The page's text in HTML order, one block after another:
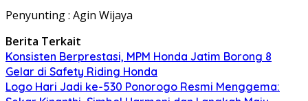
Penyunting : Agin Wijaya
Berita Terkait
Konsisten Berprestasi, MPM Honda Jatim Borong 8
Gelar di Safety Riding Honda
Logo Hari Jadi ke-530 Ponorogo Resmi Menggema: